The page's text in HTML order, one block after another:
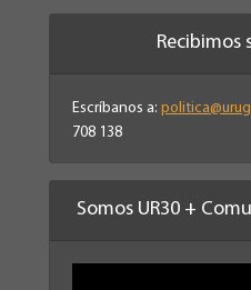
Recibimos
Escríbanos a:
708 138
Somos UR30 +